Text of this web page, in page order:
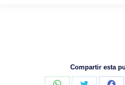
Compartir esta